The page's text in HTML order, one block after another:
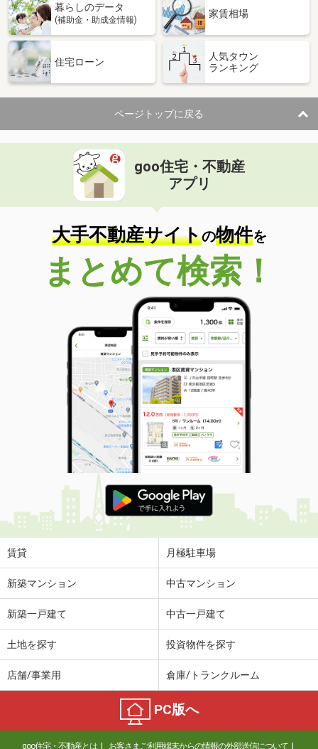
暮らしのデータ
(補助金・助成金情報)
家賃相場
住宅ローン
人気タウン
ランキング
ページトップに戻る
goo住宅・不動産
アプリ
大手不動産サイトの物件を
まとめて検索！
賃貸 月極駐車場
新築マンション 中古マンション
新築一戸建て 中古一戸建て
土地を探す 投資物件を探す
店舗/事業用 倉庫/トランクルーム
PC版へ
goo住宅・不動産とは お客さまご利用端末からの情報の外部送信について